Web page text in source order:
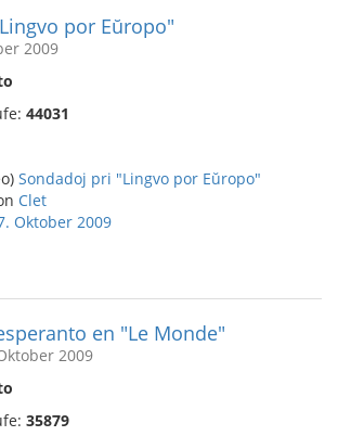
por Eŭropo"
2009
44031
Sondadoj pri "Lingvo por Eŭropo"
Clet
Oktober 2009
en "Le Monde"
2009
35879